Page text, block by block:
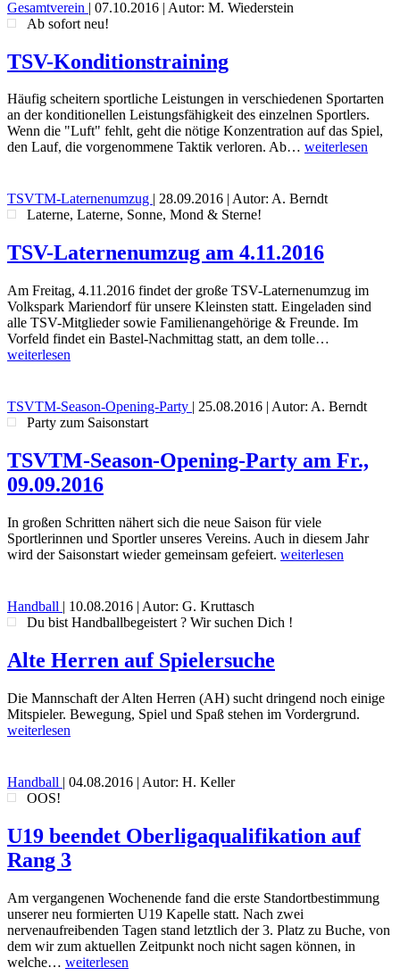
Gesamtverein | 07.10.2016 | Autor: M. Wiederstein
Ab sofort neu!
TSV-Konditionstraining
Häufig scheitern sportliche Leistungen in verschiedenen Sportarten
an der konditionellen Leistungsfähigkeit des einzelnen Sportlers.
Wenn die "Luft" fehlt, geht die nötige Konzentration auf das Spiel,
den Lauf, die vorgenommene Taktik verloren. Ab… weiterlesen
TSVTM-Laternenumzug | 28.09.2016 | Autor: A. Berndt
Laterne, Laterne, Sonne, Mond & Sterne!
TSV-Laternenumzug am 4.11.2016
Am Freitag, 4.11.2016 findet der große TSV-Laternenumzug im
Volkspark Mariendorf für unsere Kleinsten statt. Eingeladen sind
alle TSV-Mitglieder sowie Familienangehörige & Freunde. Im
Vorfeld findet ein Bastel-Nachmittag statt, an dem tolle…
weiterlesen
TSVTM-Season-Opening-Party | 25.08.2016 | Autor: A. Berndt
Party zum Saisonstart
TSVTM-Season-Opening-Party am Fr.,
09.09.2016
In großen Schritten nähert sich die neue Saison für viele
Sportlerinnen und Sportler unseres Vereins. Auch in diesem Jahr
wird der Saisonstart wieder gemeinsam gefeiert. weiterlesen
Handball | 10.08.2016 | Autor: G. Kruttasch
Du bist Handballbegeistert ? Wir suchen Dich !
Alte Herren auf Spielersuche
Die Mannschaft der Alten Herren (AH) sucht dringend noch einige
Mitspieler. Bewegung, Spiel und Spaß stehen im Vordergrund.
weiterlesen
Handball | 04.08.2016 | Autor: H. Keller
OOS!
U19 beendet Oberligaqualifikation auf
Rang 3
Am vergangenen Wochenende fand die erste Standortbestimmung
unserer neu formierten U19 Kapelle statt. Nach zwei
nervenaufreibenden Tagen stand letztlich der 3. Platz zu Buche, von
dem wir zum aktuellen Zeitpunkt noch nicht sagen können, in
welche… weiterlesen